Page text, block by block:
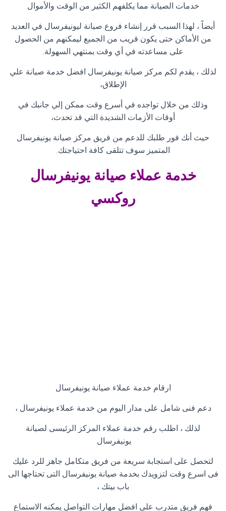
خدمات الصيانة مما يكلفهم الكثير من الوقت والأموال
أيضاً ، لهذا السبب قرر إنشاء فروع صيانة ليونيفرسال في العديد
من الأماكن حتى يكون قريب من الجميع ليمكنهم من الحصول
على مساعدته في أي وقت بمنتهي السهولة
لذلك ، يقدم لكم مركز صيانة يونيفرسال افضل خدمة صيانة علي
الإطلاق،
وذلك من خلال تواجده في أسرع وقت ممكن إلي جانبك في
أوقات الأزمات الشديدة التي قد تحدث،
حيث أنك فور طلبك للدعم من فريق مركز صيانة يونيفرسال
المتميز سوف تتلقى كافة احتياجتك
خدمة عملاء صيانة يونيفرسال
روكسي
ارقام خدمة عملاء صيانة يونيفرسال
دعم فنى شامل على مدار اليوم من خدمة عملاء يونيفرسال ،
لذلك ، اطلب رقم خدمة عملاء المركز الرئيسى لصيانة
يونيفرسال
لتحصل على استجابة سريعة من فريق متكامل جاهز للرد عليك
فى اسرع وقت لتزويدك بخدمة صيانة يونيفرسال التى تحتاجها الى
باب بيتك ،
فهم فريق متدرب على افضل مهارات التواصل يمكنه الاستماع